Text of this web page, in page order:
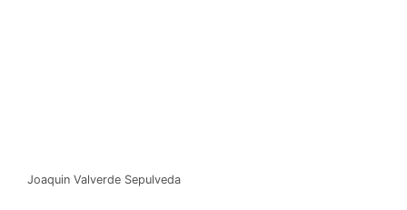
Joaquin Valverde Sepulveda